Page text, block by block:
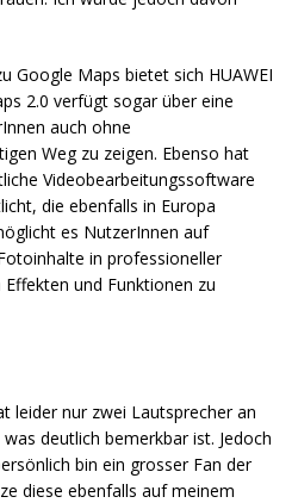
Google Maps bietet sich HUAWEI
2.0 verfügt sogar über eine
auch ohne
Weg zu zeigen. Ebenso hat
Videobearbeitungssoftware
die ebenfalls in Europa
es NutzerInnen auf
in professioneller
und Funktionen zu
leider nur zwei Lautsprecher an
deutlich bemerkbar ist. Jedoch
bin ein grosser Fan der
diese ebenfalls auf meinem